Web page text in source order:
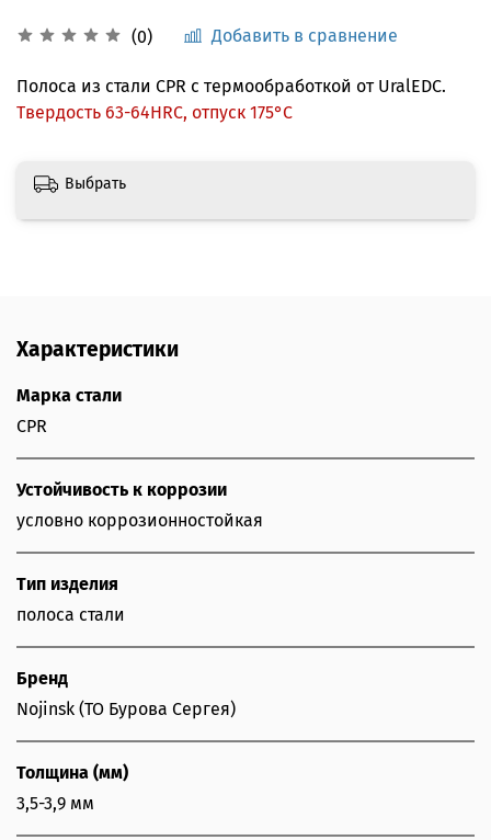
(0) Добавить в сравнение
Полоса из стали CPR с термообработкой от UralEDC.
Твердость 63-64HRC, отпуск 175°С
Выбрать
Характеристики
Марка стали
CPR
Устойчивость к коррозии
условно коррозионностойкая
Тип изделия
полоса стали
Бренд
Nojinsk (ТО Бурова Сергея)
Толщина (мм)
3,5-3,9 мм